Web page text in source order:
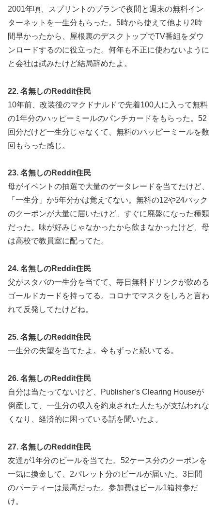
2001年頃、スプリントのプランで夜間と週末の無料イン
ターネットを一生分もらった。5時から使えて他より2時
間早かったから、屋根裏のデスクトップでTV番組をダウ
ンロードするのに役立った。何年も不正に使わないように
と会社は試みたけど結局辞めたよ。
22. 名無しのReddit住民
10年前、改装後のマクドナルドで先着100人に入って無料
の1年分のハッピーミールのパンチカードをもらった。52
回分だけど一生分じゃなくて、無料のハッピーミールを数
回もらった感じ。
23. 名無しのReddit住民
母がイベントの抽選で大量のゲータレードを当てたけど、
「一生分」か5年分かは覚えてない。無料の12や24パック
のクーポンが大量に届いたけど、すぐに廃盤になった種類
だった。味が好みじゃなかったから飲まなかったけど、母
は高校で教員室に配ってた。
24. 名無しのReddit住民
父がスタバの一生分を当てて、毎日無料ドリンクが飲める
ゴールドカードを持ってる。コロナでマスクをしろと言わ
れて反発してたけどね。
25. 名無しのReddit住民
一生分の失望を当てたよ。今もずっと続いてる。
26. 名無しのReddit住民
自分は当たってないけど、Publisher’s Clearing Houseが
倒産して、一生分の収入を約束された人たちが支払われな
くなり、経済的に困っている話を聞いたよ。
27. 名無しのReddit住民
友達が1年分のビールを当てた。52ケース分のクーポンを
一気に換金して、2パレット分のビールが届いた。3日間
のパーティーは最高だった。参加費はビール1箱持参だ
け。